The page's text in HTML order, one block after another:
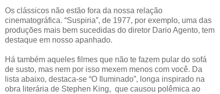
Os clássicos não estão fora da nossa relação
cinematográfica. “Suspiria”, de 1977, por exemplo, uma das
produções mais bem sucedidas do diretor Dario Agento, tem
destaque em nosso apanhado.
Há também aqueles filmes que não te fazem pular do sofá
de susto, mas nem por isso mexem menos com você. Da
lista abaixo, destaca-se “O Iluminado”, longa inspirado na
obra literária de Stephen King, que causou polêmica ao